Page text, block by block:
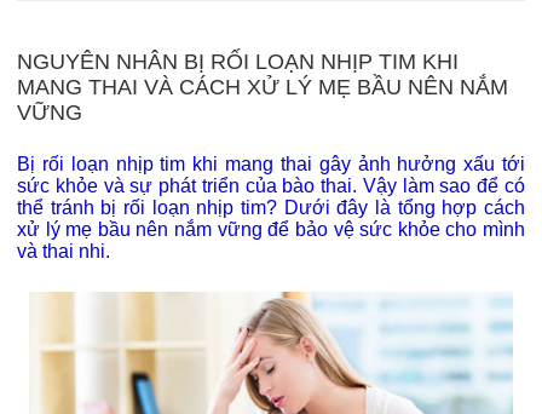
NGUYÊN NHÂN BỊ RỐI LOẠN NHỊP TIM KHI
MANG THAI VÀ CÁCH XỬ LÝ MẸ BẦU NÊN NẮM
VỮNG
Bị rối loạn nhịp tim khi mang thai gây ảnh hưởng xấu tới
sức khỏe và sự phát triển của bào thai. Vậy làm sao để có
thể tránh bị rối loạn nhịp tim? Dưới đây là tổng hợp cách
xử lý mẹ bầu nên nắm vững để bảo vệ sức khỏe cho mình
và thai nhi.